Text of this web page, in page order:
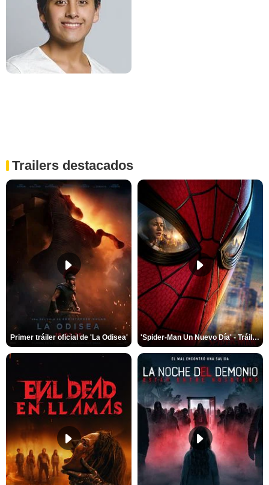
Trailers destacados
Primer tráiler oficial de 'La Odisea' 'Spider-Man Un Nuevo Día' - Tráiler oficial subtitulado